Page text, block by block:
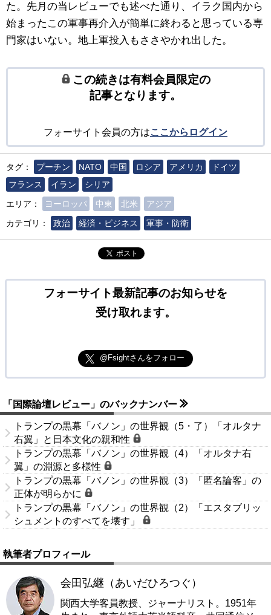
た。先月の当レビューでも述べた通り、イラク国内から
始まったこの軍事再介入が簡単に終わると思っている専
門家はいない。地上軍投入もささやかれ出した。
この続きは有料会員限定の
記事となります。
フォーサイト会員の方はここからログイン
タグ： プーチン NATO 中国 ロシア アメリカ
ドイツ
フランス
イラン
シリア
エリア：
ヨーロッパ 中東 北米
アジア
カテゴリ：
政治 経済・ビジネス 軍事・防衛
ポスト
フォーサイト最新記事のお知らせを
受け取れます。
@Fsightさんをフォロー
「国際論壇レビュー」のバックナンバー
トランプの黒幕「バノン」の世界観（5・了）「オルタナ
右翼」と日本文化の親和性
トランプの黒幕「バノン」の世界観（4）「オルタナ右
翼」の淵源と多様性
トランプの黒幕「バノン」の世界観（3）「匿名論客」の
正体が明らかに
トランプの黒幕「バノン」の世界観（2）「エスタブリッ
シュメントのすべてを壊す」
執筆者プロフィール
会田弘継（あいだひろつぐ）
関西大学客員教授、ジャーナリスト。1951年